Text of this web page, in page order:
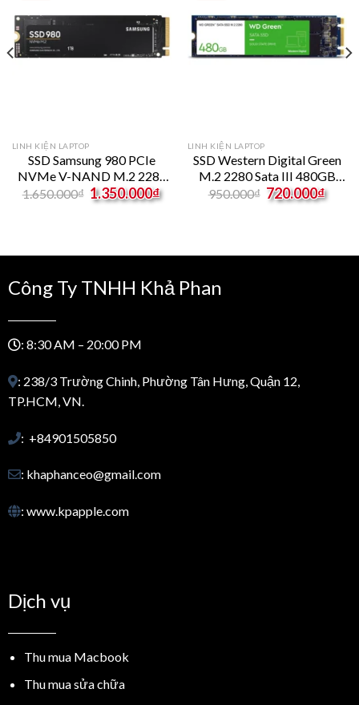
LINH KIỆN LAPTOP
SSD Samsung 980 PCIe
NVMe V-NAND M.2 2280
1TB MZ-V8V1T0BW
1.650.000₫ Original
price
1.350.000₫
LINH KIỆN LAPTOP
SSD Western Digital Green
M.2 2280 Sata III 480GB
WDS480G3G0B
950.000₫ Original
price
720.000₫
Công Ty TNHH Khả Phan
: 8:30 AM – 20:00 PM
: 238/3 Trường Chinh, Phường Tân Hưng, Quận 12,
TP.HCM, VN.
: +84901505850
: khaphanceo@gmail.com
: www.kpapple.com
Dịch vụ
Thu mua Macbook
Thu mua sửa chữa